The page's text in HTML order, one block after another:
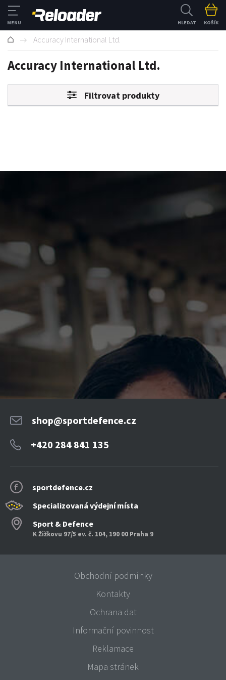
HLEDAT KOŠÍK
Accuracy International Ltd.
Accuracy International Ltd.
Filtrovat produkty
sportdefence.cz
Specializovaná výdejní místa
Sport & Defence
K Žižkovu 97/5 ev. č. 104, 190 00 Praha 9
shop@sportdefence.cz
+420 284 841 135
Obchodní podmínky
Kontakty
Ochrana dat
Informační povinnost
Reklamace
Mapa stránek